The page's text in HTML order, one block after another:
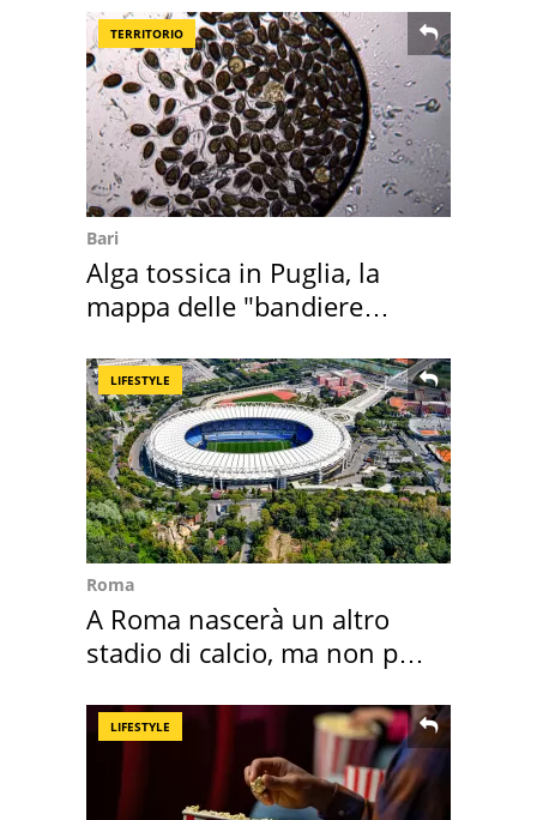
TERRITORIO
Bari
Alga tossica in Puglia, la
mappa delle "bandiere
LIFESTYLE
Roma
A Roma nascerà un altro
stadio di calcio, ma non per
LIFESTYLE